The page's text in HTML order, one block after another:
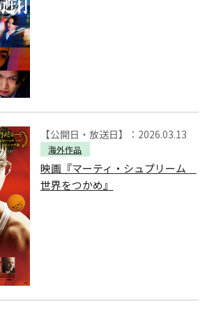
【公開日・放送日】：2026.03.13
海外作品
映画『マーティ・シュプリーム
世界をつかめ』